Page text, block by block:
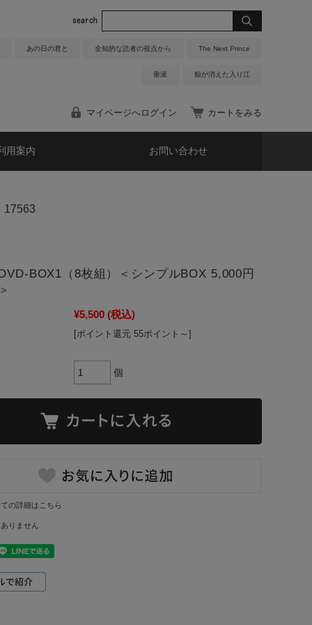
あの日の君と 全知的な読者の視点から The Next Prince
垂涎 鯨が消えた入り江
マイページへログイン カートをみる
用案内 お問い合わせ
17563
BOX1（8枚組）＜シンプルBOX 5,000円
¥5,500 (税込)
[ポイント還元 55ポイント～]
個
の詳細はこちら
りません